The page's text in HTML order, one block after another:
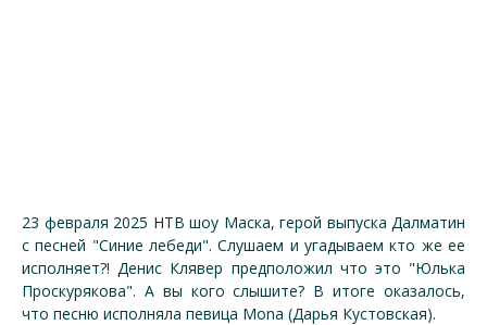
23 февраля 2025 НТВ шоу Маска, герой выпуска Далматин
с песней "Синие лебеди". Слушаем и угадываем кто же ее
исполняет?! Денис Клявер предположил что это "Юлька
Проскурякова". А вы кого слышите? В итоге оказалось,
что песню исполняла певица Mona (Дарья Кустовская).